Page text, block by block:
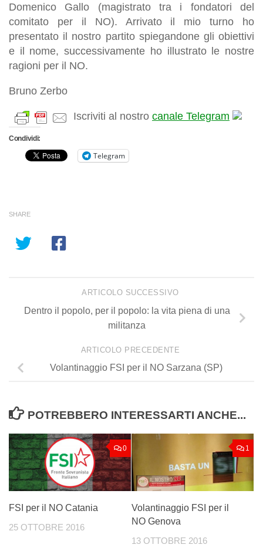
Domenico Gallo (magistrato tra i fondatori del
comitato per il NO). Arrivato il mio turno ho
presentato il nostro partito spiegandone gli obiettivi
e il nome, successivamente ho illustrato le nostre
ragioni per il NO.
Bruno Zerbo
Iscriviti al nostro canale Telegram
Condividi:
Telegram
SHARE
ARTICOLO SUCCESSIVO
Dentro il popolo, per il popolo: la vita piena di una
militanza
ARTICOLO PRECEDENTE
Volantinaggio FSI per il NO Sarzana (SP)
POTREBBERO INTERESSARTI ANCHE...
0
FSI per il NO Catania
25 OTTOBRE 2016
1
Volantinaggio FSI per il
NO Genova
13 OTTOBRE 2016